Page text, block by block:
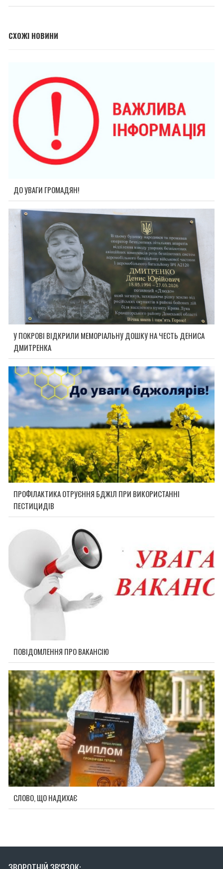
СХОЖІ НОВИНИ
ДО УВАГИ ГРОМАДЯН!
У ПОКРОВІ ВІДКРИЛИ МЕМОРІАЛЬНУ ДОШКУ НА ЧЕСТЬ ДЕНИСА
ДМИТРЕНКА
ПРОФІЛАКТИКА ОТРУЄННЯ БДЖІЛ ПРИ ВИКОРИСТАННІ
ПЕСТИЦИДІВ
ПОВІДОМЛЕННЯ ПРО ВАКАНСІЮ
СЛОВО, ЩО НАДИХАЄ